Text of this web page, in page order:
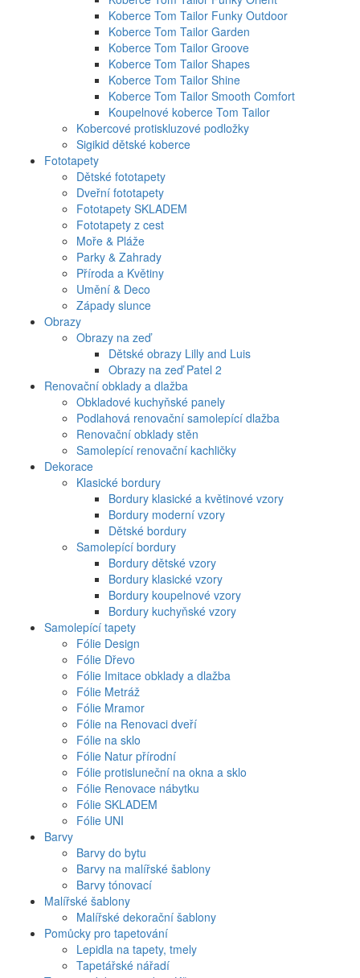
Koberce Tom Tailor Funky Outdoor
Koberce Tom Tailor Garden
Koberce Tom Tailor Groove
Koberce Tom Tailor Shapes
Koberce Tom Tailor Shine
Koberce Tom Tailor Smooth Comfort
Koupelnové koberce Tom Tailor
Kobercové protiskluzové podložky
Sigikid dětské koberce
Fototapety
Dětské fototapety
Dveřní fototapety
Fototapety SKLADEM
Fototapety z cest
Moře & Pláže
Parky & Zahrady
Příroda a Květiny
Umění & Deco
Západy slunce
Obrazy
Obrazy na zeď
Dětské obrazy Lilly and Luis
Obrazy na zeď Patel 2
Renovační obklady a dlažba
Obkladové kuchyňské panely
Podlahová renovační samolepící dlažba
Renovační obklady stěn
Samolepící renovační kachličky
Dekorace
Klasické bordury
Bordury klasické a květinové vzory
Bordury moderní vzory
Dětské bordury
Samolepící bordury
Bordury dětské vzory
Bordury klasické vzory
Bordury koupelnové vzory
Bordury kuchyňské vzory
Samolepící tapety
Fólie Design
Fólie Dřevo
Fólie Imitace obklady a dlažba
Fólie Metráž
Fólie Mramor
Fólie na Renovaci dveří
Fólie na sklo
Fólie Natur přírodní
Fólie protisluneční na okna a sklo
Fólie Renovace nábytku
Fólie SKLADEM
Fólie UNI
Barvy
Barvy do bytu
Barvy na malířské šablony
Barvy tónovací
Malířské šablony
Malířské dekorační šablony
Pomůcky pro tapetování
Lepidla na tapety, tmely
Tapetářské nářadí